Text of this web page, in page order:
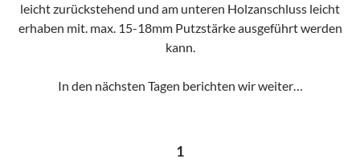
leicht zurückstehend und am unteren Holzanschluss leicht
erhaben mit. max. 15-18mm Putzstärke ausgeführt werden
kann.
In den nächsten Tagen berichten wir weiter…
1